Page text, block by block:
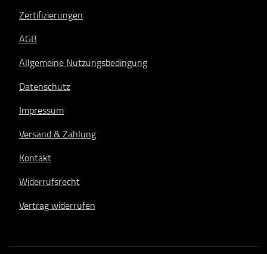
Zertifizierungen
AGB
Allgemeine Nutzungsbedingung
Datenschutz
Impressum
Versand & Zahlung
Kontakt
Widerrufsrecht
Vertrag widerrufen